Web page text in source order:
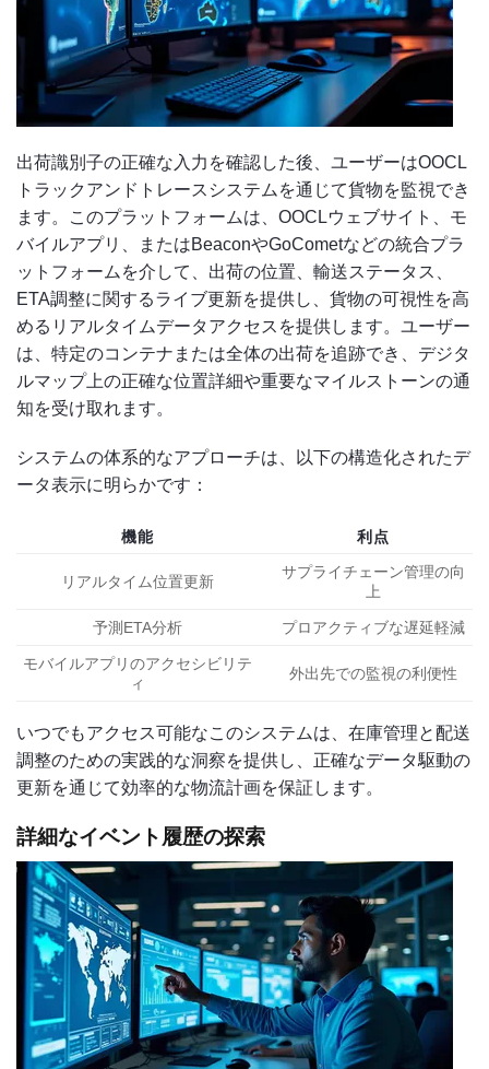
出荷識別子の正確な入力を確認した後、ユーザーはOOCL
トラックアンドトレースシステムを通じて貨物を監視でき
ます。このプラットフォームは、OOCLウェブサイト、モ
バイルアプリ、またはBeaconやGoCometなどの統合プラ
ットフォームを介して、出荷の位置、輸送ステータス、
ETA調整に関するライブ更新を提供し、貨物の可視性を高
めるリアルタイムデータアクセスを提供します。ユーザー
は、特定のコンテナまたは全体の出荷を追跡でき、デジタ
ルマップ上の正確な位置詳細や重要なマイルストーンの通
知を受け取れます。
システムの体系的なアプローチは、以下の構造化されたデ
ータ表示に明らかです：
機能 利点
リアルタイム位置更新
サプライチェーン管理の向
上
予測ETA分析 プロアクティブな遅延軽減
モバイルアプリのアクセシビリテ
ィ
外出先での監視の利便性
いつでもアクセス可能なこのシステムは、在庫管理と配送
調整のための実践的な洞察を提供し、正確なデータ駆動の
更新を通じて効率的な物流計画を保証します。
詳細なイベント履歴の探索